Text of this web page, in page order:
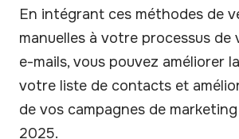
En intégrant ces méthodes de
manuelles à votre processus de
e-mails, vous pouvez améliorer
votre liste de contacts et
de vos campagnes de
2025.